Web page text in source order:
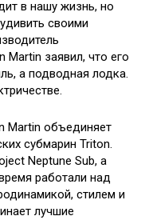
в нашу жизнь, но
своими
заявил, что его
а подводная лодка.
Martin объединяет
субмарин Triton.
Neptune Sub, а
работали над
стилем и
лучшие